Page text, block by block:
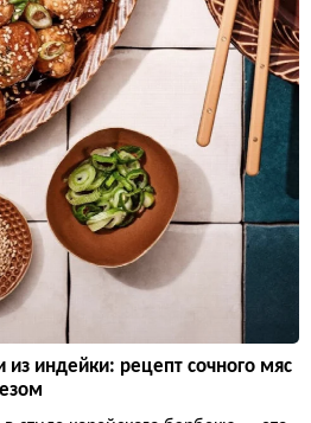
из индейки: рецепт сочного мяс